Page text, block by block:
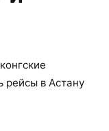
рейсы в Астану